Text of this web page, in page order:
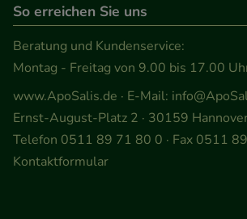
So erreichen Sie uns
Beratung und Kundenservice:
Montag - Freitag von 9.00 bis 17.00
www.ApoSalis.de · E-Mail:
Ernst-August-Platz 2 · 30159
Telefon 0511 89 71 80 0 · Fax 0511
Kontaktformular